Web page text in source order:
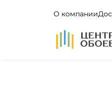
О компании
На Главную